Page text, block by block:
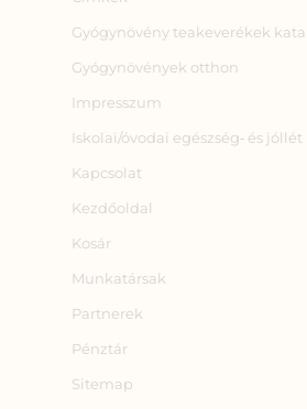
Gyógynövény teakeverékek
Gyógynövények otthon
Impresszum
Iskolai/óvodai egészség‑ és
Kapcsolat
Kezdőoldal
Kosár
Munkatársak
Partnerek
Pénztár
Sitemap